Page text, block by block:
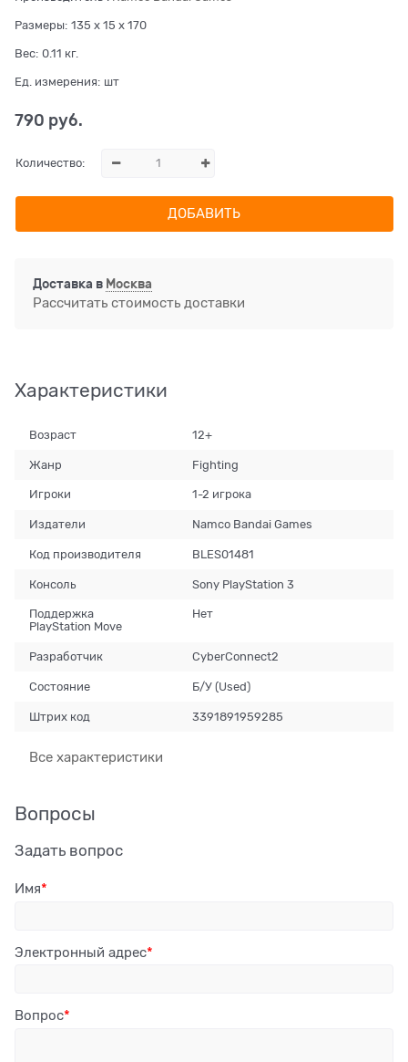
Размеры: 135 x 15 x 170
Вес: 0.11 кг.
Ед. измерения: шт
790 руб.
Количество:
ДОБАВИТЬ
Доставка в Москва
Рассчитать стоимость доставки
Характеристики
Возраст 12+
Жанр Fighting
Игроки 1-2 игрока
Издатели Namco Bandai Games
Код производителя BLES01481
Консоль Sony PlayStation 3
Поддержка
PlayStation Move
Нет
Разработчик CyberConnect2
Состояние Б/У (Used)
Штрих код 3391891959285
Все характеристики
Вопросы
Задать вопрос
Имя
Электронный адрес
Вопрос